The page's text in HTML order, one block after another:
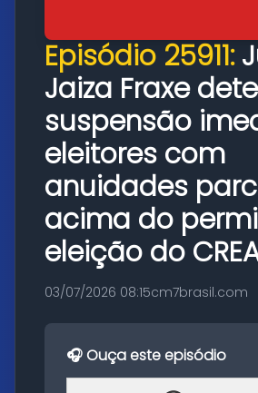
Episódio 25911:
Jaiza Fraxe
suspensão
eleitores com
anuidades
acima do
eleição do
03/07/2026 08:15cm7brasil.com
🎧 Ouça este episódio